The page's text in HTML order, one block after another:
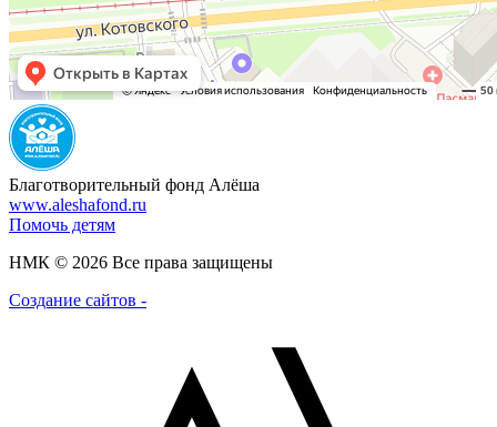
Благотворительный фонд Алёша
www.aleshafond.ru
Помочь детям
НМК © 2026 Все права защищены
Создание сайтов -